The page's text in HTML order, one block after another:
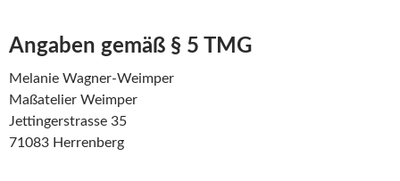
Angaben gemäß § 5 TMG
Melanie Wagner-Weimper
Maßatelier Weimper
Jettingerstrasse 35
71083 Herrenberg